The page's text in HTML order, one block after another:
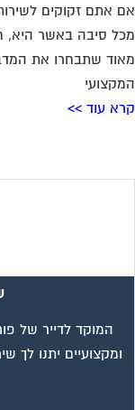
אתם זקוקים
סיבה באשר היא,
שתבחרו את
עוד >>
המוקד לדייר של
ומקצועיים יתנו לך